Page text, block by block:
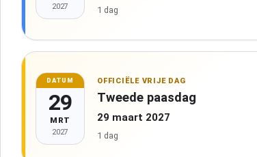
2027 1 dag
DATUM
29
MRT
2027
OFFICIËLE VRIJE DAG
Tweede paasdag
29 maart 2027
1 dag